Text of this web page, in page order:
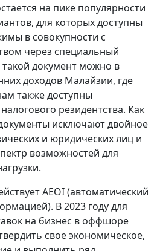
на пике популярности
для которых доступны
в совокупности с
через специальный
документ можно в
доходов Малайзии, где
также доступны
резидентства. Как
исключают двойное
и юридических лиц и
возможностей для
AEOI (автоматический
В 2023 году для
на бизнес в оффшоре
свое экономическое,